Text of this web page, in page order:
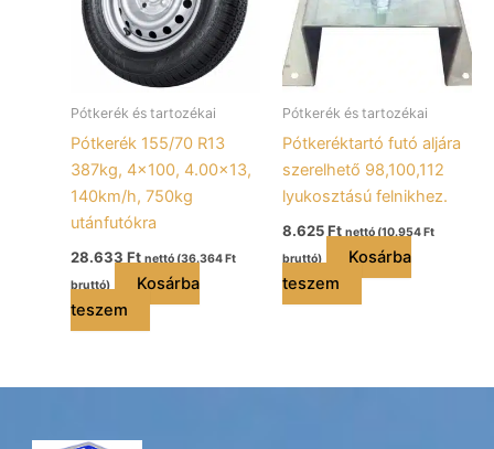
Pótkerék és tartozékai
Pótkerék 155/70 R13
387kg, 4×100, 4.00×13,
140km/h, 750kg
utánfutókra
28.633 Ft nettó (36.364Ft
bruttó)
Kosárba
teszem
Pótkerék és tartozékai
Pótkeréktartó futó aljára
szerelhető 98,100,112
lyukosztású felnikhez.
8.625Ft nettó (10.954Ft
bruttó)
Kosárba
teszem